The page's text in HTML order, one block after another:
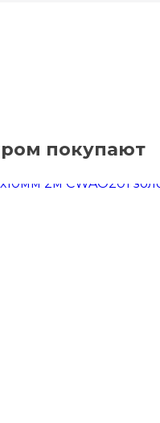
покупают